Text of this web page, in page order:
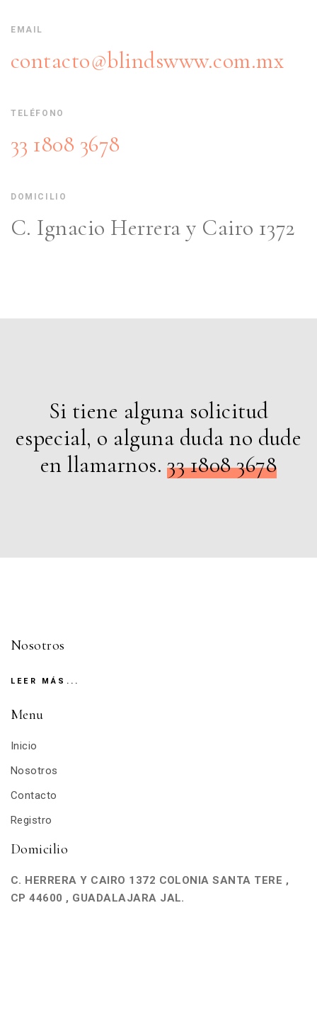
EMAIL
contacto@blindswww.com.mx
TELÉFONO
33 1808 3678
DOMICILIO
C. Ignacio Herrera y Cairo 1372
Si tiene alguna solicitud
especial, o alguna duda no dude
en llamarnos.33 1808 3678
Nosotros
LEER MÁS...
Menu
Inicio
Nosotros
Contacto
Registro
Domicilio
C. HERRERA Y CAIRO 1372 COLONIA SANTA TERE ,
CP 44600 , GUADALAJARA JAL.